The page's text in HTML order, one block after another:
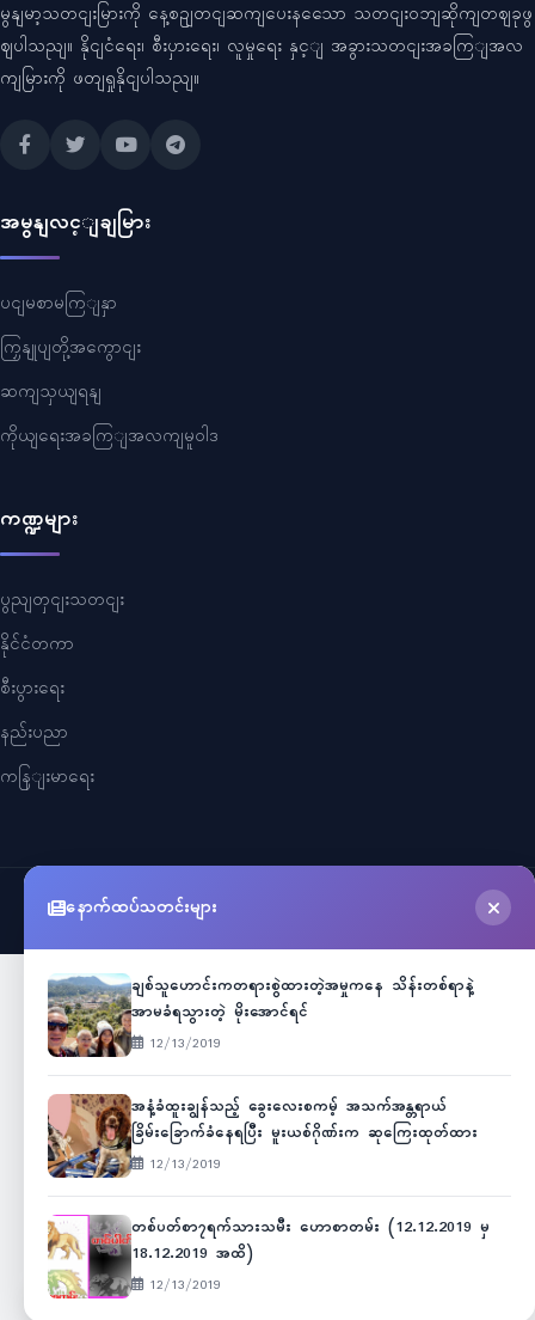
မွနျမာ့သတငျးမြားကို နေ့စဥျတငျဆကျပေးနသေော သတငျးဝဘျဆိုကျတဈခုဖွ
ဈပါသညျ။ နိုငျငံရေး၊ စီးပှားရေး၊ လူမှုရေး နှင့ျ အခွားသတငျးအခကြျအလ
ကျမြားကို ဖတျရှုနိုငျပါသညျ။
အမွနျလင့ျချမြား
ပငျမစာမကြျနှာ
ကြှနျုပျတို့အကွောငျး
ဆကျသှယျရနျ
ကိုယျရေးအခကြျအလကျမူဝါဒ
ကဏ္ဍများ
ပွညျတှငျးသတငျး
နိုင်ငံတကာ
စီးပွားရေး
နည်းပညာ
ကနြျးမာရေး
©2026Myanmar Cele News
နောက်ထပ်သတင်းများ
ချစ်သူဟောင်းကတရားစွဲထားတဲ့အမှုကနေ သိန်းတစ်ရာနဲ့
အာမခံရသွားတဲ့ မိုးအောင်ရင်
12/13/2019
အနံ့ခံထူးချွန်သည့် ခွေးလေးစကမ့် အသက်အန္တရာယ်
ခြိမ်းခြောက်ခံနေရပြီး မူးယစ်ဂိုဏ်းက ဆုကြေးထုတ်ထား
12/13/2019
တစ်ပတ်စာ၇ရက်သားသမီး ဟောစာတမ်း (12.12.2019 မှ
18.12.2019 အထိ)
12/13/2019
Unicode ဇော်ဂျီ